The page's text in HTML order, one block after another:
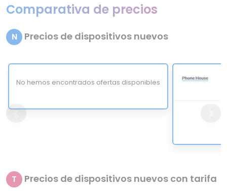
Comparativa de precios
N Precios de dispositivos nuevos
No hemos encontrados ofertas disponibles
T Precios de dispositivos nuevos con tarifa